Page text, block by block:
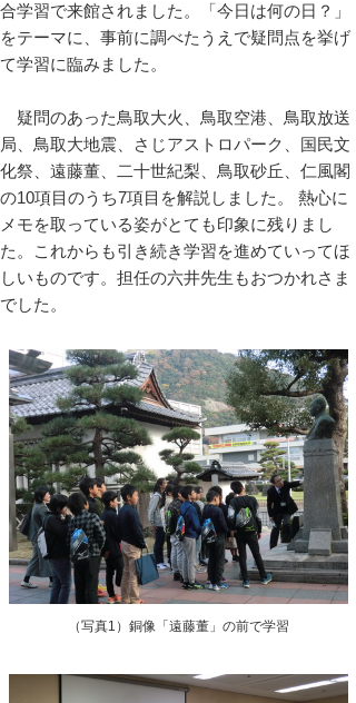
合学習で来館されました。「今日は何の日？」
をテーマに、事前に調べたうえで疑問点を挙げ
て学習に臨みました。
疑問のあった鳥取大火、鳥取空港、鳥取放送
局、鳥取大地震、さじアストロパーク、国民文
化祭、遠藤董、二十世紀梨、鳥取砂丘、仁風閣
の10項目のうち7項目を解説しました。 熱心に
メモを取っている姿がとても印象に残りまし
た。これからも引き続き学習を進めていってほ
しいものです。担任の六井先生もおつかれさま
でした。
（写真1）銅像「遠藤董」の前で学習